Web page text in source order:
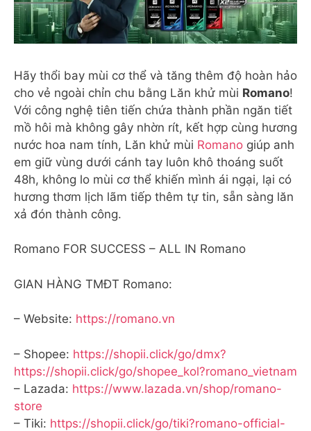
Hãy thổi bay mùi cơ thể và tăng thêm độ hoàn hảo
cho vẻ ngoài chỉn chu bằng Lăn khử mùi Romano!
Với công nghệ tiên tiến chứa thành phần ngăn tiết
mồ hôi mà không gây nhờn rít, kết hợp cùng hương
nước hoa nam tính, Lăn khử mùi Romano giúp anh
em giữ vùng dưới cánh tay luôn khô thoáng suốt
48h, không lo mùi cơ thể khiến mình ái ngại, lại có
hương thơm lịch lãm tiếp thêm tự tin, sẵn sàng lăn
xả đón thành công.
Romano FOR SUCCESS – ALL IN Romano
GIAN HÀNG TMĐT Romano:
– Website: https://romano.vn
– Shopee: https://shopii.click/go/dmx?
https://shopii.click/go/shopee_kol?romano_vietnam
– Lazada: https://www.lazada.vn/shop/romano-
store
– Tiki: https://shopii.click/go/tiki?romano-official-